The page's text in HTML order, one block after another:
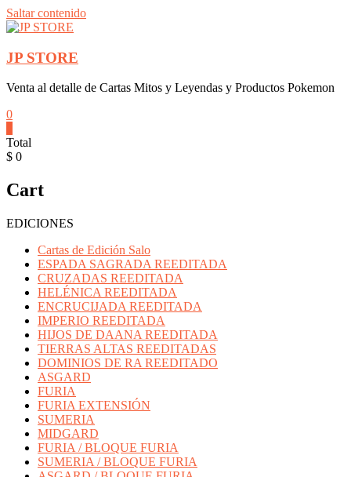
Saltar contenido
JP STORE
Venta al detalle de Cartas Mitos y Leyendas y Productos Pokemon
0
Total
$ 0
Cart
EDICIONES
Cartas de Edición Salo
ESPADA SAGRADA REEDITADA
CRUZADAS REEDITADA
HELÉNICA REEDITADA
ENCRUCIJADA REEDITADA
IMPERIO REEDITADA
HIJOS DE DAANA REEDITADA
TIERRAS ALTAS REEDITADAS
DOMINIOS DE RA REEDITADO
ASGARD
FURIA
FURIA EXTENSIÓN
SUMERIA
MIDGARD
FURIA / BLOQUE FURIA
SUMERIA / BLOQUE FURIA